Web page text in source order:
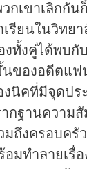
กเขาเลิกกั
รียนในวิทย
ทั้งคู่ได้พบกั
ของอดีตแฟ
นิคที่มีจุดปร
กฐานความ
ถึงครอบครั
มทำลายเรื่